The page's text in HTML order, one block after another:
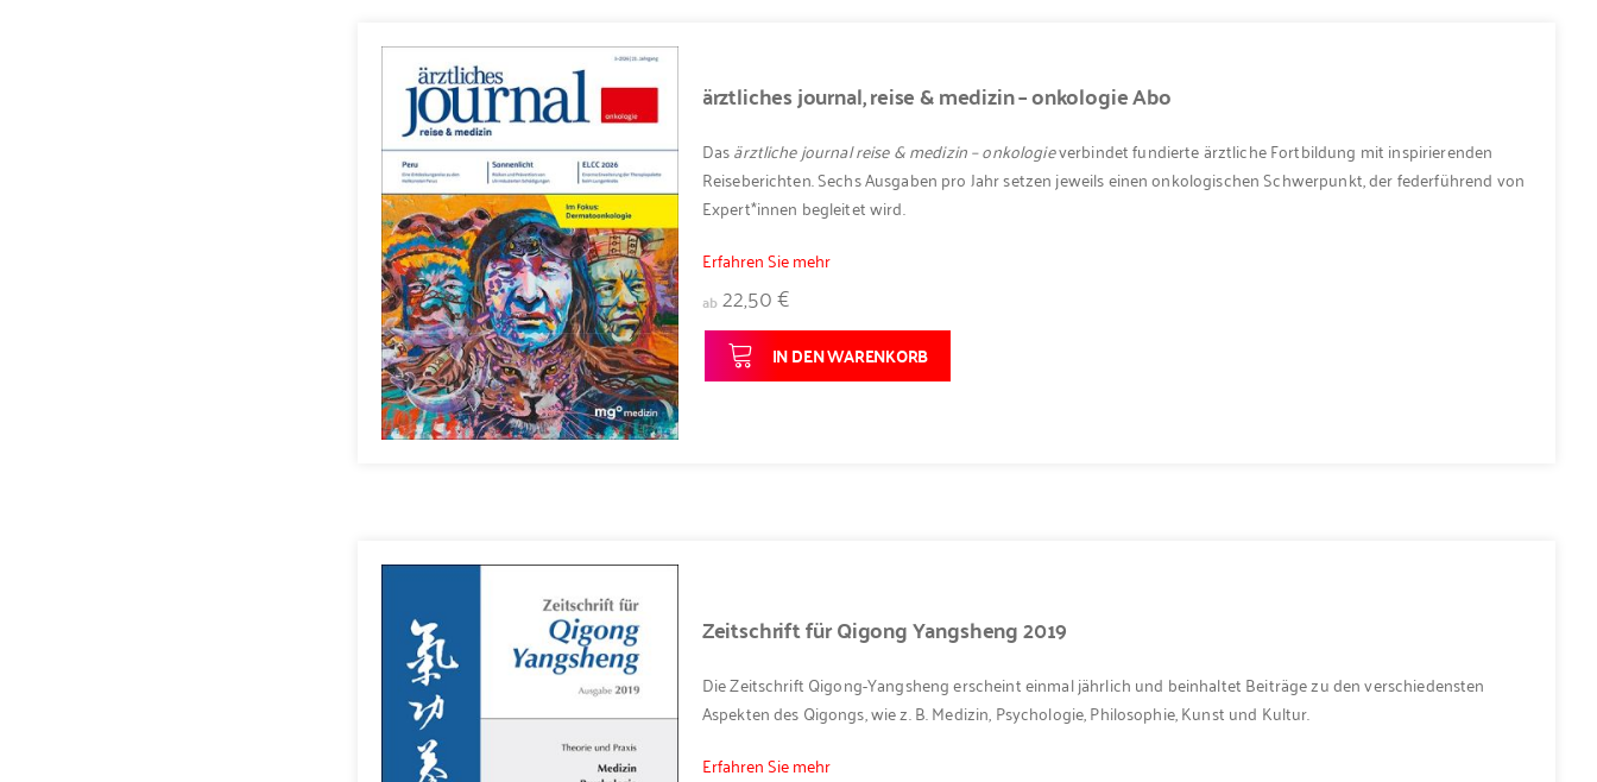
ärztliches journal, reise & medizin – onkologie Abo
Dasärztliche journal reise & medizin – onkologieverbindet fundierte ärztliche Fortbildung mit inspirierenden
Reiseberichten. Sechs Ausgaben pro Jahr setzen jeweils einen onkologischen Schwerpunkt, der federführend von
Expert*innen begleitet wird.
Erfahren Sie mehr
ab22,50 €
IN DEN WARENKORB
Zeitschrift für Qigong Yangsheng 2019
Die Zeitschrift Qigong-Yangsheng erscheint einmal jährlich und beinhaltet Beiträge zu den verschiedensten
Aspekten des Qigongs, wie z. B. Medizin, Psychologie, Philosophie, Kunst und Kultur.
Erfahren Sie mehr